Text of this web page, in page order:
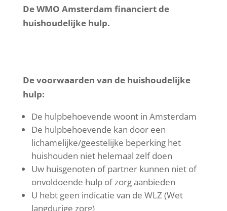
De WMO Amsterdam financiert de
huishoudelijke hulp.
De voorwaarden van de huishoudelijke
hulp:
De hulpbehoevende woont in Amsterdam
De hulpbehoevende kan door een
lichamelijke/geestelijke beperking het
huishouden niet helemaal zelf doen
Uw huisgenoten of partner kunnen niet of
onvoldoende hulp of zorg aanbieden
U hebt geen indicatie van de WLZ (Wet
langdurige zorg)